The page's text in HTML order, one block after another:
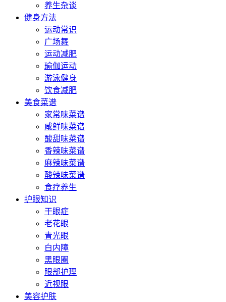
养生杂谈
健身方法
运动常识
广场舞
运动减肥
瑜伽运动
游泳健身
饮食减肥
美食菜谱
家常味菜谱
咸鲜味菜谱
酸甜味菜谱
香辣味菜谱
麻辣味菜谱
酸辣味菜谱
食疗养生
护眼知识
干眼症
老花眼
青光眼
白内障
黑眼圈
眼部护理
近视眼
美容护肤